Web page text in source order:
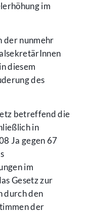
im
der nunmehr
diesem
des
betreffend die
in
Ja gegen 67
im
Gesetz zur
durch den
der